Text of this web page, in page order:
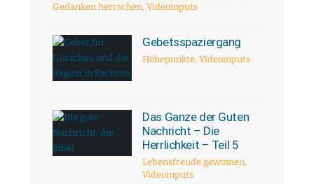
Gedanken herrschen, Videoinputs
Gebetsspaziergang
Höhepunkte,Videoinputs
Das Ganze der Guten
Nachricht – Die
Herrlichkeit – Teil 5
Lebensfreude gewinnen,
Videoinputs